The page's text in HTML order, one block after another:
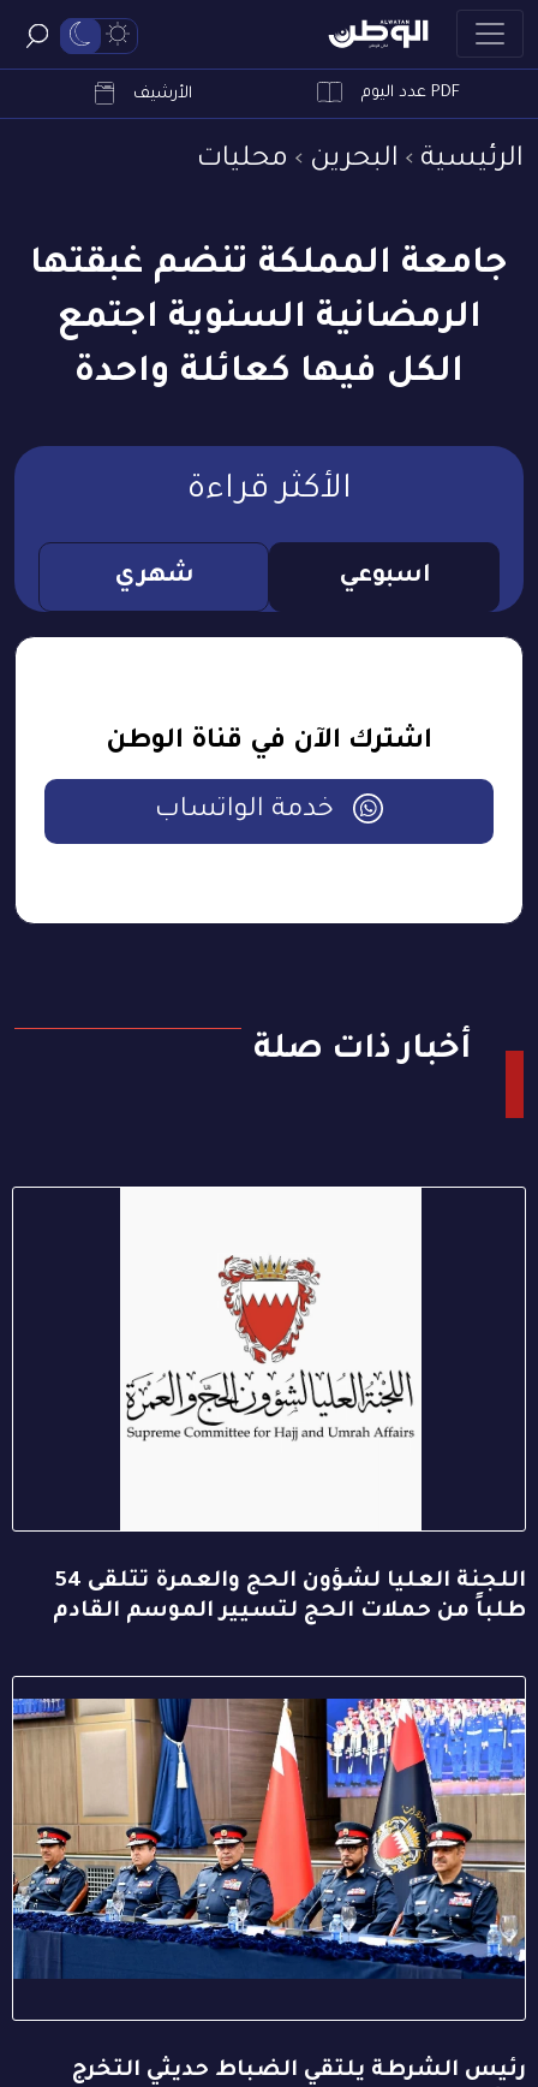
PDF عدد اليوم الأرشيف
الرئيسية البحرين محليات
جامعة المملكة تنضم غبقتها
الرمضانية السنوية اجتمع
الكل فيها كعائلة واحدة
الأكثر قراءة
اسبوعي شهري
اشترك الآن في قناة الوطن
خدمة الواتساب
أخبار ذات صلة
اللجنة العليا لشؤون الحج والعمرة تتلقى 54
طلباً من حملات الحج لتسيير الموسم القادم
رئيس الشرطة يلتقي الضباط حديثي التخرج